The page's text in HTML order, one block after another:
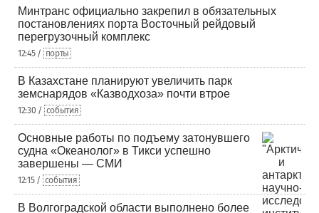
Минтранс официально закрепил в обязательных
постановлениях порта Восточный рейдовый
перегрузочный комплекс
12:45 / порты
В Казахстане планируют увеличить парк
земснарядов «Казводхоза» почти втрое
12:30 / события
Основные работы по подъему затонувшего
судна «Океанолог» в Тикси успешно
завершены — СМИ
12:15 / события
В Волгоградской области выполнено более